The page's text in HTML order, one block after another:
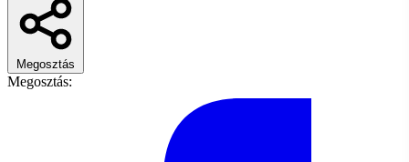
Megosztás
Megosztás: